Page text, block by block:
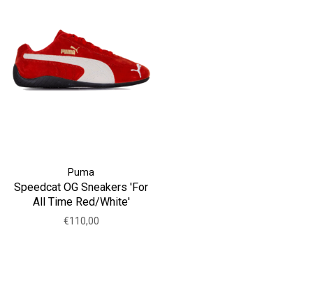
Puma
Speedcat OG Sneakers 'For
All Time Red/White'
€110,00